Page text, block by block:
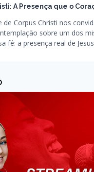
A Presença que o
de Corpus Christi nos
sobre um dos
fé: a presença real de